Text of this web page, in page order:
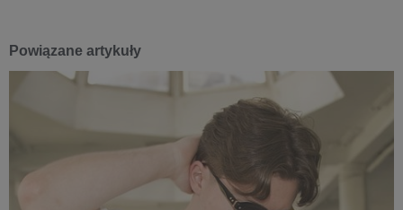
Powiązane artykuły